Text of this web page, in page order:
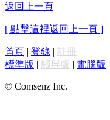
返回上一頁
[ 點擊這裡返回上一頁 ]
首頁 | 登錄 | 註冊
標準版 | 觸屏版 | 電腦版 |
© Comsenz Inc.